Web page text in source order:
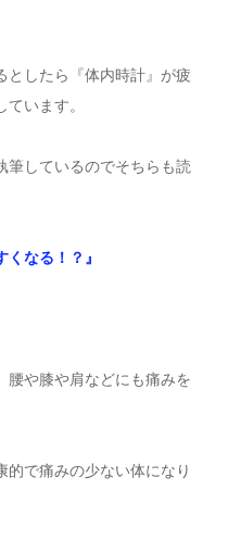
としたら『体内時計』が疲
います。
筆しているのでそちらも読
くなる！？』
腰や膝や肩などにも痛みを
で痛みの少ない体になり